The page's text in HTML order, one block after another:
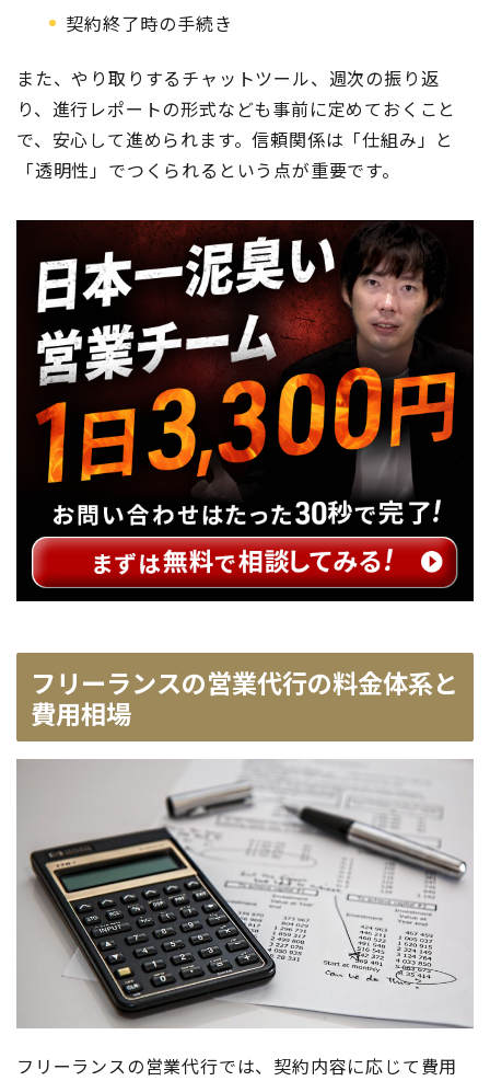
契約終了時の手続き
また、やり取りするチャットツール、週次の振り返
り、進行レポートの形式なども事前に定めておくこと
で、安心して進められます。信頼関係は「仕組み」と
「透明性」でつくられるという点が重要です。
フリーランスの営業代行の料金体系と
費用相場
フリーランスの営業代行では、契約内容に応じて費用